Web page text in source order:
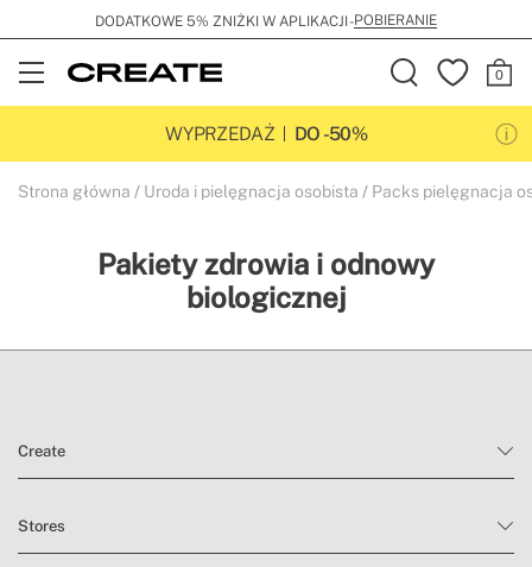
DODATKOWE 5% ZNIŻKI W APLIKACJI -POBIERANIE
Open
Menu
WYPRZEDAŻ
DO -50%
Strona główna Uroda i pielęgnacja osobista Packs pielęgnacja
Pakiety zdrowia i odnowy
biologicznej
Create
Stores